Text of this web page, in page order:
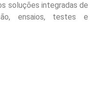
soluções integradas de
ensaios, testes e